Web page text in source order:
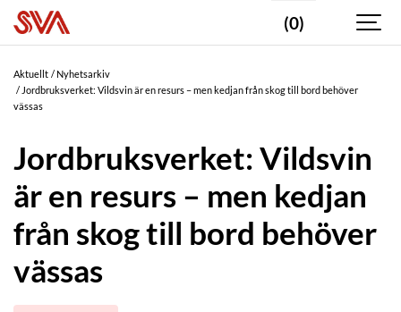
(0)
Aktuellt
Nyhetsarkiv
Jordbruksverket: Vildsvin är en resurs – men kedjan från skog till bord behöver
vässas
Jordbruksverket: Vildsvin
är en resurs – men kedjan
från skog till bord behöver
vässas